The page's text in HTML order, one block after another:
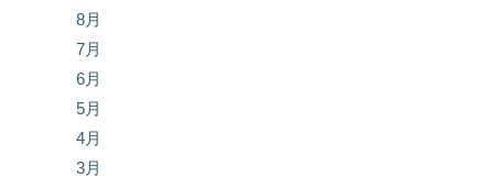
8月
7月
6月
5月
4月
3月